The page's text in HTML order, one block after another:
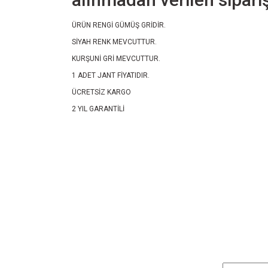
ÜRÜN RENGİ GÜMÜŞ GRİDİR.
SİYAH RENK MEVCUTTUR.
KURŞUNİ GRİ MEVCUTTUR.
1 ADET JANT FİYATIDIR.
ÜCRETSİZ KARGO
2 YIL GARANTİLİ